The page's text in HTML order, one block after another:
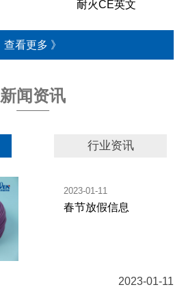
耐火CE英文
查看更多 》
新闻资讯
行业资讯
2023-01-11
春节放假信息
2023-01-11